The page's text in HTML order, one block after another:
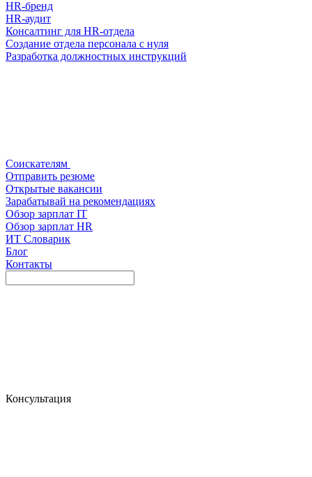
HR-бренд
HR-аудит
Консалтинг для HR-отдела
Создание отдела персонала с нуля
Разработка должностных инструкций
Соискателям
Отправить резюме
Открытые вакансии
Зарабатывай на рекомендациях
Обзор зарплат IT
Обзор зарплат HR
ИТ Словарик
Блог
Контакты
Консультация